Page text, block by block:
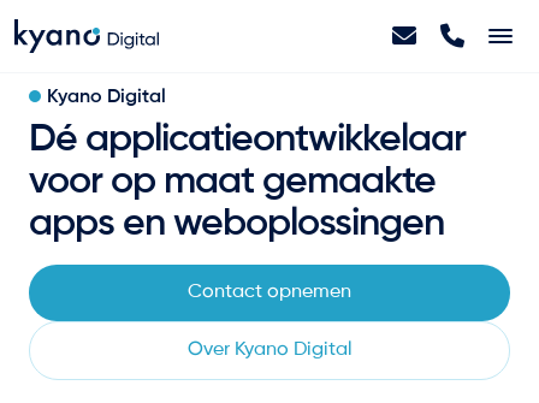
Home
Projecten
Diensten
Artikelen
Kyano Digital
Dé applicatieontwikkelaar
voor op maat gemaakte
apps en weboplossingen
Contact opnemen
Over Kyano Digital